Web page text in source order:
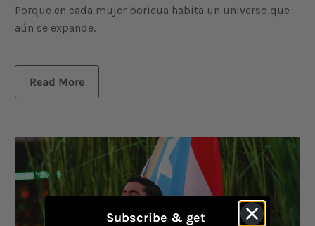
Porque en cada mujer boricua habita un universo que
aún se expande.
Read More
Subscribe & get